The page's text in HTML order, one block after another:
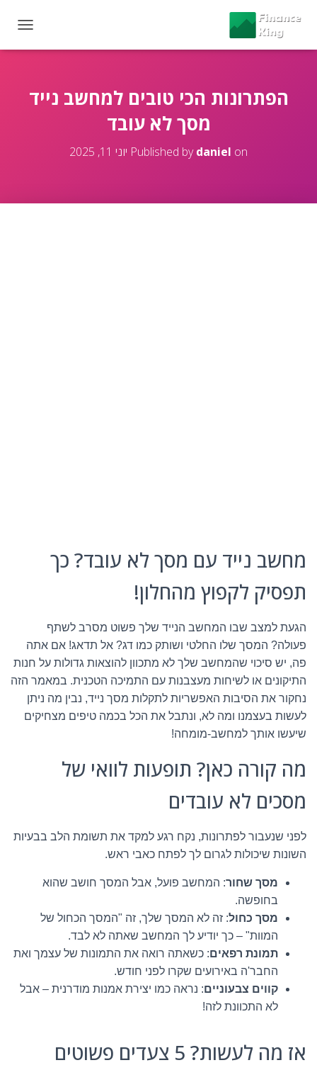
O
הפתרונות הכי טובים למחשב נייד
מסך לא עובד
Published bydaniel on יוני 11, 2025
מחשב נייד עם מסך לא עובד? כך
תפסיק לקפוץ מהחלון!
הגעת למצב שבו המחשב הנייד שלך פשוט מסרב לשתף
פעולה? המסך שלו החלטי ושותק כמו דג? אל תדאג! אם אתה
פה, יש סיכוי שהמחשב שלך לא מתכוון להוצאות גדולות על חנות
התיקונים או לשיחות מעצבנות עם התמיכה הטכנית. במאמר הזה
נחקור את הסיבות האפשריות לתקלות מסך נייד, נבין מה ניתן
לעשות בעצמנו ומה לא, ונתבל את הכל בכמה טיפים מצחיקים
שיעשו אותך למחשב-מומחה!
מה קורה כאן? תופעות לוואי של
מסכים לא עובדים
לפני שנעבור לפתרונות, נקח רגע למקד את תשומת הלב בבעיות
השונות שיכולות לגרום לך לפתח כאבי ראש.
מסך שחור: המחשב פועל, אבל המסך חושב שהוא
בחופשה.
מסך כחול: זה לא המסך שלך, זה "המסך הכחול של
המוות" – כך יודיע לך המחשב שאתה לא לבד.
תמונת רפאים: כשאתה רואה את התמונות של עצמך ואת
החבר'ה באירועים שקרו לפני חודש.
קווים צבעוניים: נראה כמו יצירת אמנות מודרנית – אבל
לא התכוונת לזה!
אז מה לעשות? 5 צעדים פשוטים